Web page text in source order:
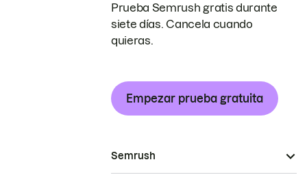
Prueba Semrush gratis durante
siete días. Cancela cuando
quieras.
Empezar prueba gratuita
Semrush